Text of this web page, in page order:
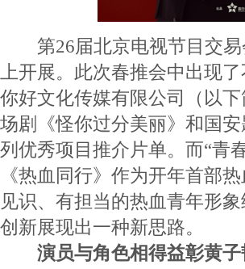
第26届北京电视节目交易
上开展。此次春推会中出现
你好文化传媒有限公司（以
场剧《怪你过分美丽》和国
列优秀项目推介片单。而“青
《热血同行》作为开年首部
见识、有担当的热血青年形
创新展现出一种新思路。
演员与角色相得益彰黄